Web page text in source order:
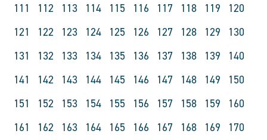
111
112 113 114 115 116 117 118 119
120
121
122 123 124 125 126 127 128 129
130
131
132 133 134 135 136 137 138 139
140
141
142 143 144 145 146 147 148 149
150
151
152 153 154 155 156 157 158 159
160
161
162 163 164 165 166 167 168 169
170